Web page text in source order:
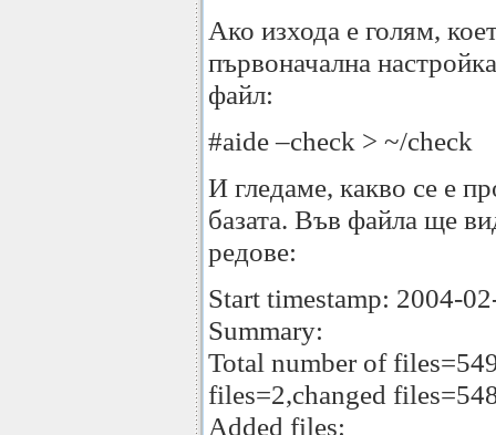
Ако изхода е голям,
първоначална
файл:
#aide –check > ~/check
И гледаме, какво се е
базата. Във файла ще
редове:
Start timestamp: 2004-
Summary:
Total number of
files=2,changed
Added files: